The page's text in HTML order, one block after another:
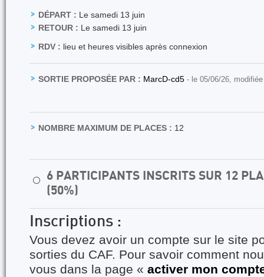
DÉPART : Le samedi 13 juin
RETOUR : Le samedi 13 juin
RDV : lieu et heures visibles après connexion
SORTIE PROPOSÉE PAR : MarcD-cd5 - le 05/06/26,
NOMBRE MAXIMUM DE PLACES : 12
⚪
6 PARTICIPANTS INSCRITS SUR 12
(50%)
Inscriptions :
Vous devez avoir un compte sur le site
sorties du CAF. Pour savoir comment
vous dans la page « activer mon